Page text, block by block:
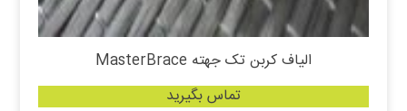
الیاف کربن تک جهته MasterBrace
تماس بگیرید